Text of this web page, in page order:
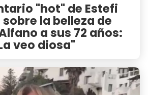
"hot" de Estefi
la belleza de
a sus 72 años:
veo diosa"